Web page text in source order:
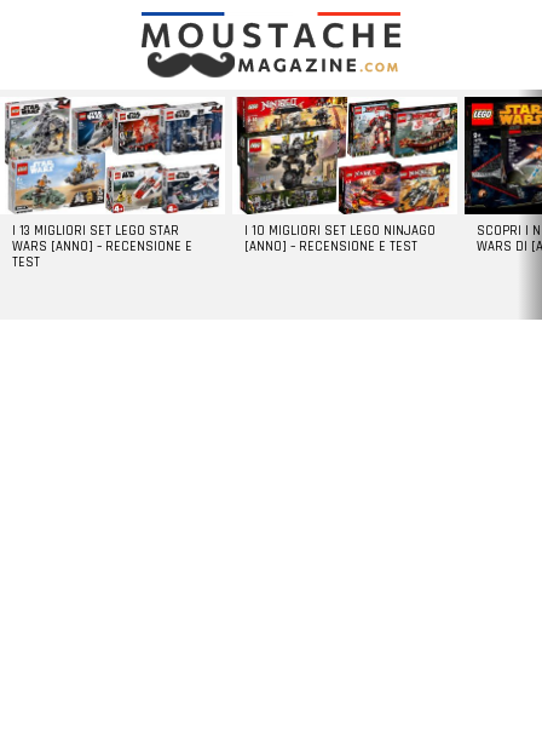
LATEST
STORIES
I 13 MIGLIORI SET LEGO STAR
WARS [ANNO] – RECENSIONE E
TEST
I 10 MIGLIORI SET LEGO NINJAGO
[ANNO] – RECENSIONE E TEST
SCOPRI I
WARS DI